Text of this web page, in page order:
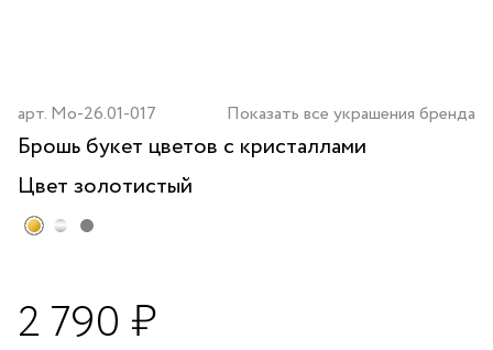
арт. Mo-26.01-017 Показать все украшения бренда
Брошь букет цветов с кристаллами
Цвет золотистый
2 790 ₽